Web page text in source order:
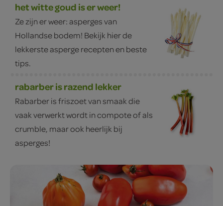
het witte goud is er weer!
Ze zijn er weer: asperges van
Hollandse bodem! Bekijk hier de
lekkerste asperge recepten en beste
tips.
rabarber is razend lekker
Rabarber is friszoet van smaak die
vaak verwerkt wordt in compote of als
crumble, maar ook heerlijk bij
asperges!